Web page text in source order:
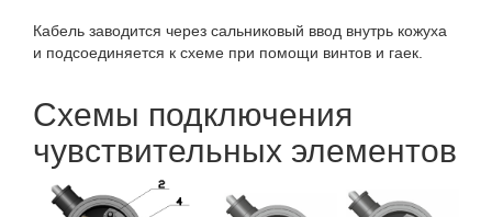
Кабель заводится через сальниковый ввод внутрь кожуха
и подсоединяется к схеме при помощи винтов и гаек.
Схемы подключения
чувствительных элементов